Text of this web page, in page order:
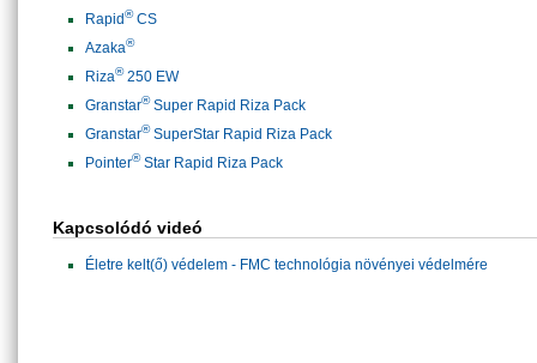
Rapid®CS
Azaka®
Riza®250 EW
Granstar®Super Rapid Riza Pack
Granstar®SuperStar Rapid Riza Pack
Pointer®Star Rapid Riza Pack
Kapcsolódó videó
Életre kelt(ő) védelem - FMC technológia növényei védelmére